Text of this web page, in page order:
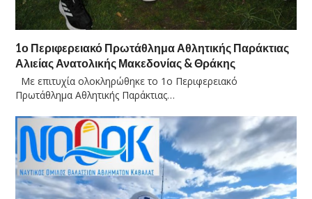
1ο Περιφερειακό Πρωτάθλημα Αθλητικής Παράκτιας
Αλιείας Ανατολικής Μακεδονίας & Θράκης
Με επιτυχία ολοκληρώθηκε το 1ο Περιφερειακό
Πρωτάθλημα Αθλητικής Παράκτιας…